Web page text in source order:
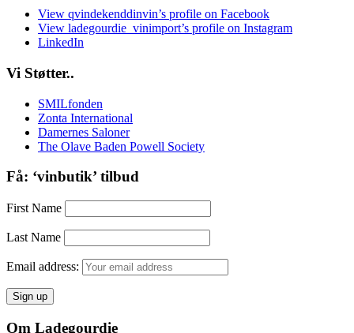
View qvindekenddinvin’s profile on Facebook
View ladegourdie_vinimport’s profile on Instagram
LinkedIn
Vi Støtter..
SMILfonden
Zonta International
Damernes Saloner
The Olave Baden Powell Society
Få: ‘vinbutik’ tilbud
First Name
Last Name
Email address:
Om Ladegourdie